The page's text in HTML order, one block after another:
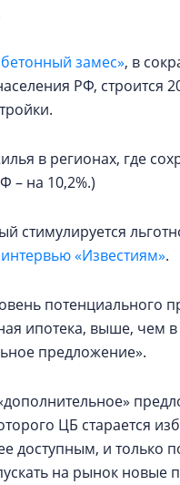
замес», в
РФ, строится
в регионах, где
– на 10,2%.)
стимулируется
«Известиям».
ипотека, выше,
предложение».
ЦБ старается
доступным, и только
на рынок новые